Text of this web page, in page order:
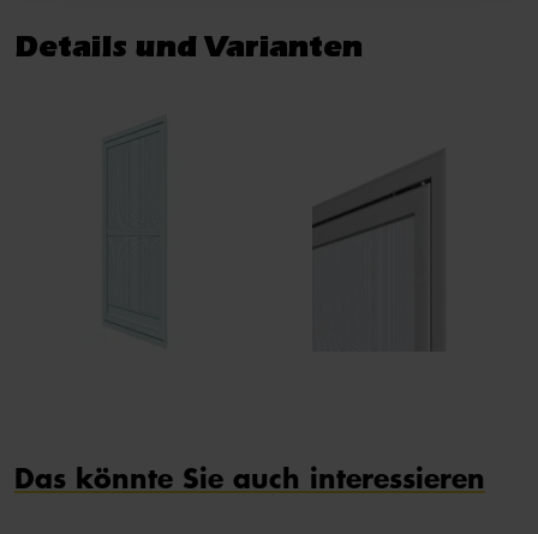
Details und Varianten
Das könnte Sie auch interessieren